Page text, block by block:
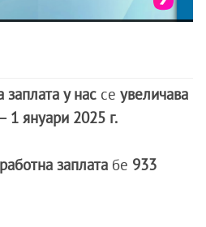
у нас се увеличава
1 януари 2025 г.
заплата бе 933